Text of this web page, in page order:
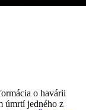
o havárii
úmrtí jedného z